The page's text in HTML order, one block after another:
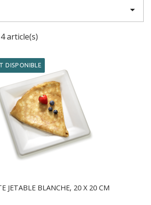

article(s)
JETABLE BLANCHE, 20 X 20 CM
DISPONIBLE